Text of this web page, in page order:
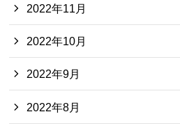
2022年11月
2022年10月
2022年9月
2022年8月